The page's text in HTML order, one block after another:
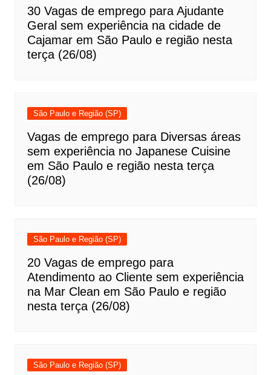
30 Vagas de emprego para Ajudante
Geral sem experiência na cidade de
Cajamar em São Paulo e região nesta
terça (26/08)
São Paulo e Região (SP)
Vagas de emprego para Diversas áreas
sem experiência no Japanese Cuisine
em São Paulo e região nesta terça
(26/08)
São Paulo e Região (SP)
20 Vagas de emprego para
Atendimento ao Cliente sem experiência
na Mar Clean em São Paulo e região
nesta terça (26/08)
São Paulo e Região (SP)